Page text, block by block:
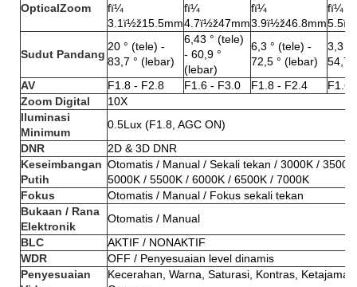
OpticalZoom
fï¼
3.1ï½ž15.5mm
fï¼
4.7ï½ž47mm
fï¼
3.9ï½ž46.8mm
fï¼
Sudut Pandang
20 ° (tele) -
83,7 ° (lebar)
6,43 ° (tele)
- 60,9 °
(lebar)
6,3 ° (tele) -
72,5 ° (lebar)
3,3 °
54,7
AV
F1.8 - F2.8 F1.6 - F3.0 F1.8 - F2.4
F1.6
Zoom Digital
10X
Iluminasi
Minimum
0.5Lux (F1.8, AGC ON)
DNR
2D & 3D DNR
Keseimbangan
Putih
Otomatis / Manual / Sekali tekan / 3000K /
5000K / 5500K / 6000K / 6500K / 7000K
Fokus
Otomatis / Manual / Fokus sekali tekan
Bukaan / Rana
Elektronik
Otomatis / Manual
BLC
AKTIF / NONAKTIF
WDR
OFF / Penyesuaian level dinamis
Penyesuaian
Kecerahan, Warna, Saturasi, Kontras,